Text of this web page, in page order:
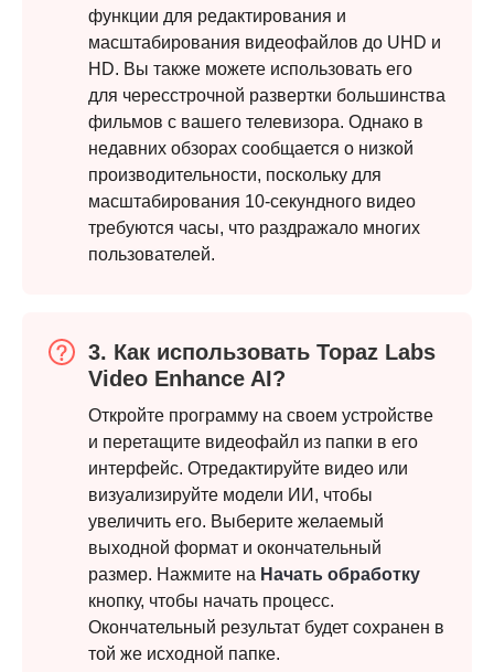
функции для редактирования и
масштабирования видеофайлов до UHD и
HD. Вы также можете использовать его
для чересстрочной развертки большинства
фильмов с вашего телевизора. Однако в
недавних обзорах сообщается о низкой
производительности, поскольку для
масштабирования 10-секундного видео
требуются часы, что раздражало многих
пользователей.
3. Как использовать Topaz Labs
Video Enhance AI?
Откройте программу на своем устройстве
и перетащите видеофайл из папки в его
интерфейс. Отредактируйте видео или
визуализируйте модели ИИ, чтобы
увеличить его. Выберите желаемый
выходной формат и окончательный
размер. Нажмите на Начать обработку
кнопку, чтобы начать процесс.
Окончательный результат будет сохранен в
той же исходной папке.